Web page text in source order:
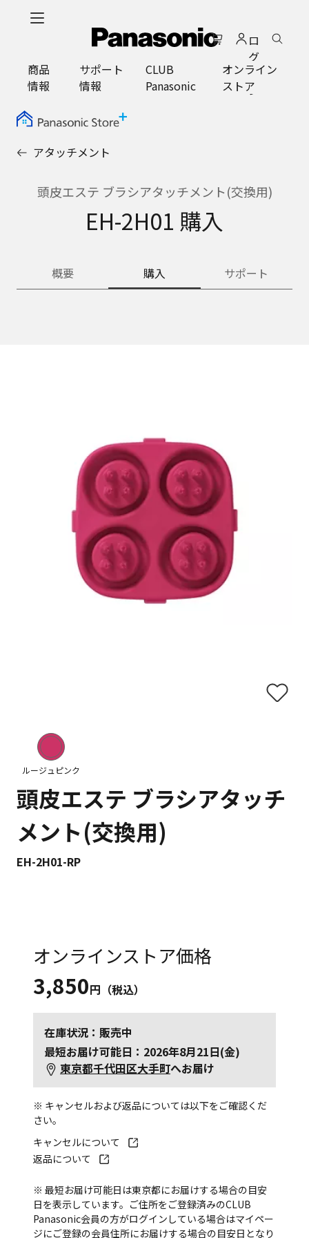
ロ
グ
イ
ン
商品
情報
サポート
情報
CLUB
Panasonic
オンライン
ストア
アタッチメント
頭皮エステ ブラシアタッチメント(交換用)
EH-2H01 購入
概要 購入 サポート
ルージュピンク
頭皮エステ ブラシアタッチ
メント(交換用)
EH-2H01-RP
オンラインストア価格
3,850円（税込）
在庫状況：販売中
最短お届け可能日：2026年8月21日(金)
東京都千代田区大手町へお届け
※ キャンセルおよび返品については以下をご確認くだ
さい。
キャンセルについて
返品について
※ 最短お届け可能日は東京都にお届けする場合の目安
日を表示しています。ご住所をご登録済みのCLUB
Panasonic会員の方がログインしている場合はマイペー
ジにご登録の会員住所にお届けする場合の目安日となり